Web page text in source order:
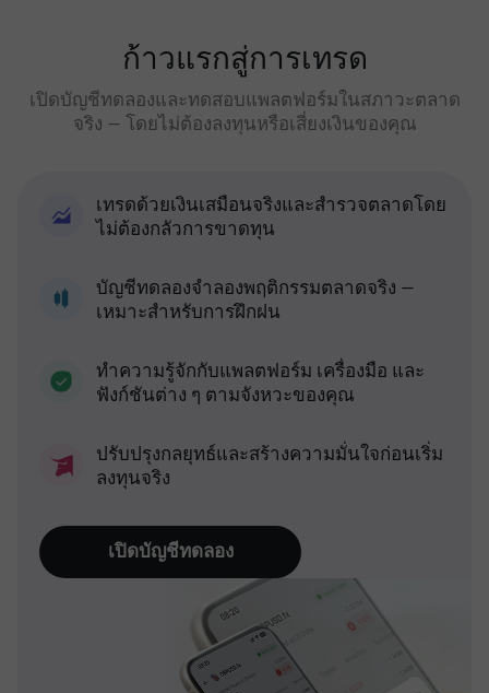
ก้าวแรกสู่การเทรด
เปิดบัญชีทดลองและทดสอบแพลตฟอร์มในสภาวะตลาด
จริง — โดยไม่ต้องลงทุนหรือเสี่ยงเงินของคุณ
เทรดด้วยเงินเสมือนจริงและสำรวจตลาดโดย
ไม่ต้องกลัวการขาดทุน
บัญชีทดลองจำลองพฤติกรรมตลาดจริง —
เหมาะสำหรับการฝึกฝน
ทำความรู้จักกับแพลตฟอร์ม เครื่องมือ และ
ฟังก์ชันต่าง ๆ ตามจังหวะของคุณ
ปรับปรุงกลยุทธ์และสร้างความมั่นใจก่อนเริ่ม
ลงทุนจริง
เปิดบัญชีทดลอง